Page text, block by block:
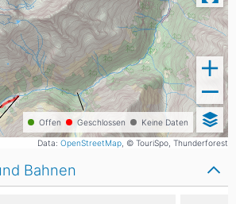
Offen Geschlossen Keine Daten
Data: OpenStreetMap , © TouriSpo, Thunderforest
Bahnen